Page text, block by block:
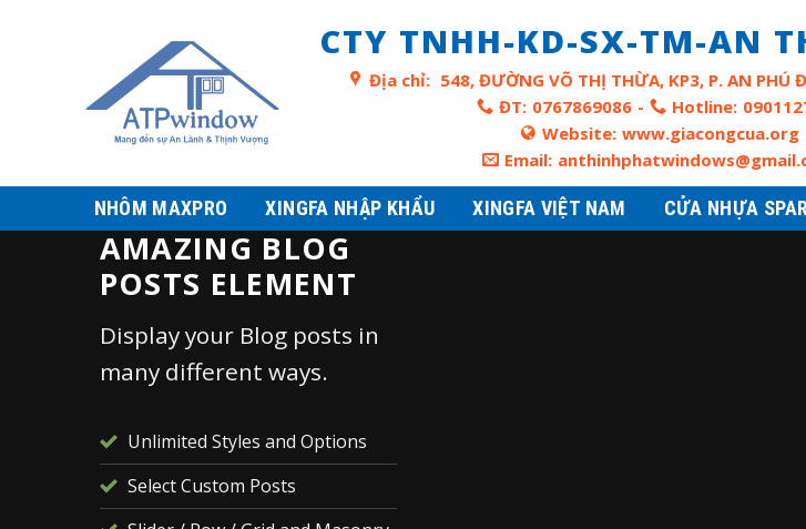
CTY TNHH-KD-SX-TM-AN
Địa chỉ: 548, ĐƯỜNG VÕ THỊ THỪA, KP3, P. AN PHÚ
ĐT: 0767869086 - Hotline:
Website: www.giacongcua.org
Email:
NHÔM MAXPRO XINGFA NHẬP KHẨU XINGFA VIỆT NAM CỬA NHỰA
AMAZING BLOG
POSTS ELEMENT
Display your Blog posts in
many different ways.
Unlimited Styles and Options
Select Custom Posts
CHỎ HƠI